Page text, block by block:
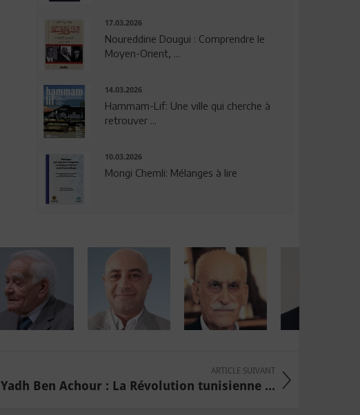
17.03.2026
Noureddine Dougui : Comprendre le
Moyen-Orient, ...
14.03.2026
Hammam-Lif: Une ville qui cherche à
retrouver ...
10.03.2026
Mongi Chemli: Mélanges à lire
ARTICLE SUIVANT
Yadh Ben Achour : La Révolution tunisienne ...